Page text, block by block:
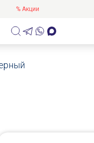
% Акции